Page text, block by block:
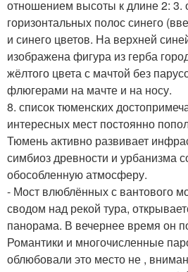
отношением высоты к длине 2: 3.
горизонтальных полос синего
и синего цветов. На верхней
изображена фигура из герба
жёлтого цвета с мачтой без
флюгерами на мачте и на носу.
8. список тюменских
интересных мест постоянно
Тюмень активно развивает
симбиоз древности и урбанизма
обособленную атмосферу.
- Мост влюблённых с вантового
сводом над рекой тура,
панорама. В вечернее время он
Романтики и многочисленные
облюбовали это место не ,